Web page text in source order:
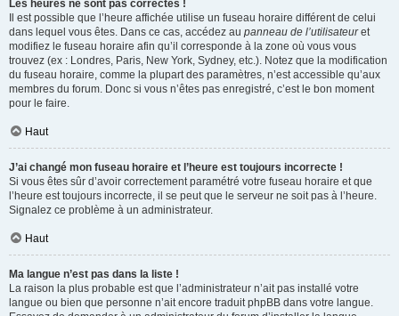
Les heures ne sont pas correctes !
Il est possible que l’heure affichée utilise un fuseau horaire différent de celui
dans lequel vous êtes. Dans ce cas, accédez au panneau de l’utilisateuret
modifiez le fuseau horaire afin qu’il corresponde à la zone où vous vous
trouvez (ex : Londres, Paris, New York, Sydney, etc.). Notez que la modification
du fuseau horaire, comme la plupart des paramètres, n’est accessible qu’aux
membres du forum. Donc si vous n’êtes pas enregistré, c’est le bon moment
pour le faire.
Haut
J’ai changé mon fuseau horaire et l’heure est toujours incorrecte !
Si vous êtes sûr d’avoir correctement paramétré votre fuseau horaire et que
l’heure est toujours incorrecte, il se peut que le serveur ne soit pas à l’heure.
Signalez ce problème à un administrateur.
Haut
Ma langue n’est pas dans la liste !
La raison la plus probable est que l’administrateur n’ait pas installé votre
langue ou bien que personne n’ait encore traduit phpBB dans votre langue.